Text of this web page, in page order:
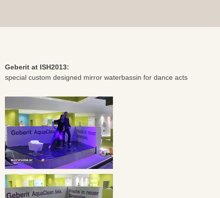
Geberit at ISH2013:
special custom designed mirror waterbassin for dance acts